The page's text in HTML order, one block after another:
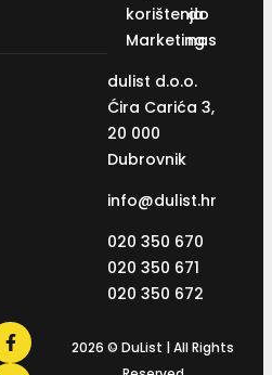
korištenja
Marketing
do
nas
dulist d.o.o.
Ćira Carića 3,
20 000
Dubrovnik
info@dulist.hr
020 350 670
020 350 671
020 350 672
2026 © DuList | All Rights